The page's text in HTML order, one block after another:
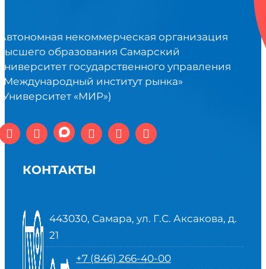
некоммерческая организация
образования Самарский
государственного управления
институт рынка»
«МИР»)
КОНТАКТЫ
443030, Самара, ул. Г.С. Аксакова, д.
21
+7 (846) 266-40-00